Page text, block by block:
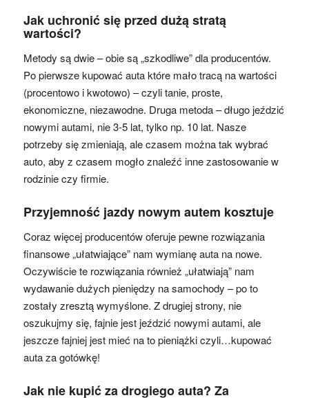
Jak uchronić się przed dużą stratą
wartości?
Metody są dwie – obie są „szkodliwe” dla producentów.
Po pierwsze kupować auta które mało tracą na wartości
(procentowo i kwotowo) – czyli tanie, proste,
ekonomiczne, niezawodne. Druga metoda – długo jeździć
nowymi autami, nie 3-5 lat, tylko np. 10 lat. Nasze
potrzeby się zmieniają, ale czasem można tak wybrać
auto, aby z czasem mogło znaleźć inne zastosowanie w
rodzinie czy firmie.
Przyjemność jazdy nowym autem kosztuje
Coraz więcej producentów oferuje pewne rozwiązania
finansowe „ułatwiające” nam wymianę auta na nowe.
Oczywiście te rozwiązania również „ułatwiają” nam
wydawanie dużych pieniędzy na samochody – po to
zostały zresztą wymyślone. Z drugiej strony, nie
oszukujmy się, fajnie jest jeździć nowymi autami, ale
jeszcze fajniej jest mieć na to pieniążki czyli…kupować
auta za gotówkę!
Jak nie kupić za drogiego auta? Za